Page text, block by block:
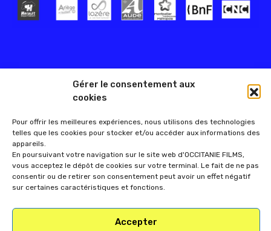
Gérer le consentement aux
cookies
Pour offrir les meilleures expériences, nous utilisons des technologies
telles que les cookies pour stocker et/ou accéder aux informations des
appareils.
En poursuivant votre navigation sur le site web d'OCCITANIE FILMS,
vous acceptez le dépôt de cookies sur votre terminal. Le fait de ne pas
consentir ou de retirer son consentement peut avoir un effet négatif
sur certaines caractéristiques et fonctions.
Accepter